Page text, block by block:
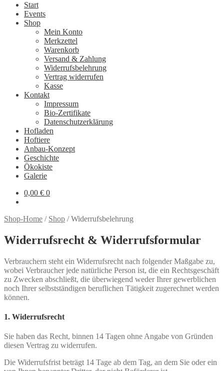
Start
Events
Shop
Mein Konto
Merkzettel
Warenkorb
Versand & Zahlung
Widerrufsbelehrung
Vertrag widerrufen
Kasse
Kontakt
Impressum
Bio-Zertifikate
Datenschutzerklärung
Hofladen
Hoftiere
Anbau-Konzept
Geschichte
Ökokiste
Galerie
0,00 € 0
Shop-Home / Shop /Widerrufsbelehrung
Widerrufsrecht & Widerrufsformular
Verbrauchern steht ein Widerrufsrecht nach folgender Maßgabe zu,
wobei Verbraucher jede natürliche Person ist, die ein Rechtsgeschäft
zu Zwecken abschließt, die überwiegend weder Ihrer gewerblichen
noch Ihrer selbstständigen beruflichen Tätigkeit zugerechnet werden
können.
1. Widerrufsrecht
Sie haben das Recht, binnen 14 Tagen ohne Angabe von Gründen
diesen Vertrag zu widerrufen.
Die Widerrufsfrist beträgt 14 Tage ab dem Tag, an dem Sie oder ein